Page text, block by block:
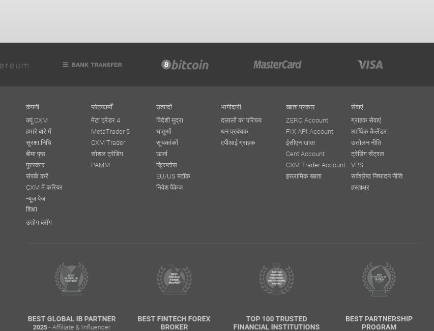
कंपनी
क्यूं CXM
हमारे बारे में
सुरक्षा निधि
बीमा पृष्ठ
पुरस्कार
संपर्क करें
CXM में करियर
न्यूज़ पेज
प्लेटफार्मों
मेटा ट्रेडर 4
MetaTrader 5
CXM Trader
सोशल ट्रेडिंग
PAMM
उत्पादों
विदेशी मुद्रा
धातुओं
सूचकांकों
ऊर्जा
क्रिप्टोस
EU/US स्टॉक
निवेश पैकेज
भागीदारी
दलालों का परिचय
धन प्रबंधक
एपीआई ग्राहक
खाता प्रकार
ZERO Account
FIX API Account
ईसीएन खाता
Cent Account
CXM Trader Account
इस्लामिक खाता
सेवाएं
ग्राहक सेवाएं
आर्थिक कैलेंडर
उत्तोलन नीति
ट्रेडिंग सेंट्रल
VPS
सर्वश्रेष्ठ निष्पादन नीति
हस्ताक्षर
शिक्षा
उद्योग ब्लॉग
BEST GLOBAL IB PARTNER
2025- Affiliate & Influencer
BEST FINTECH FOREX
BROKER
TOP 100 TRUSTED
FINANCIAL INSTITUTIONS
BEST PARTNERSHIP
PROGRAM